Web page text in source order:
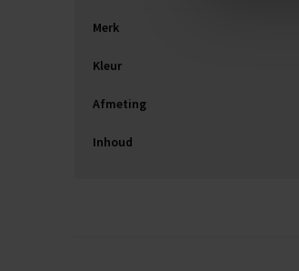
Merk
Kleur
Afmeting
Inhoud